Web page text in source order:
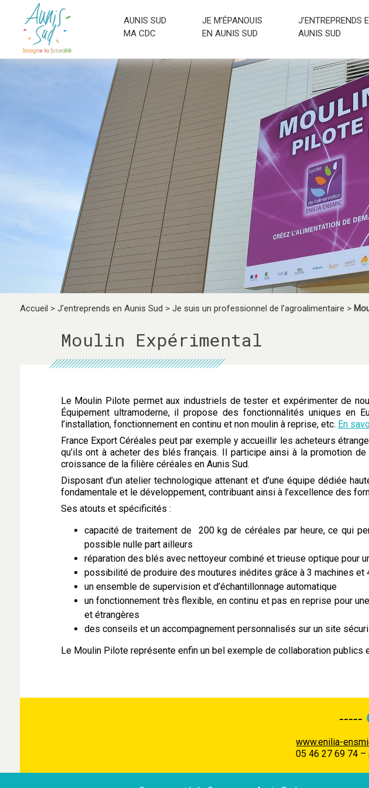
AUNIS SUD
MA CDC
JE M’ÉPANOUIS
EN AUNIS SUD
J’ENTREPRENDS
AUNIS SUD
Accueil > J’entreprends en Aunis Sud > Je suis un professionnel de l’agroalimentaire >
Moulin Expérimental
Le Moulin Pilote permet aux industriels de tester et expérimenter de
Équipement ultramoderne, il propose des fonctionnalités uniques
l’installation, fonctionnement en continu et non moulin à reprise, etc. En
France Export Céréales peut par exemple y accueillir les acheteurs
qu’ils ont à acheter des blés français. Il participe ainsi à la promotion
croissance de la filière céréales en Aunis Sud.
Disposant d’un atelier technologique attenant et d’une équipe dédiée
fondamentale et le développement, contribuant ainsi à l’excellence des
Ses atouts et spécificités :
capacité de traitement de 200 kg de céréales par heure, ce qui
possible nulle part ailleurs
réparation des blés avec nettoyeur combiné et trieuse optique pour
possibilité de produire des moutures inédites grâce à 3 machines
un ensemble de supervision et d’échantillonnage automatique
un fonctionnement très flexible, en continu et pas en reprise pour
et étrangères
des conseils et un accompagnement personnalisés sur un site
Le Moulin Pilote représente enfin un bel exemple de collaboration publics
-----
www.enilia-
05 46 27 69 74 –